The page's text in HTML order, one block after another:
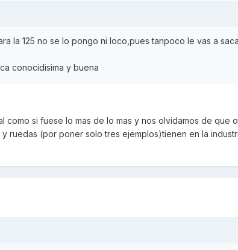
la 125 no se lo pongo ni loco,pues tanpoco le vas a
conocidisima y buena
como si fuese lo mas de lo mas y nos olvidamos de que
ruedas (por poner solo tres ejemplos)tienen en la